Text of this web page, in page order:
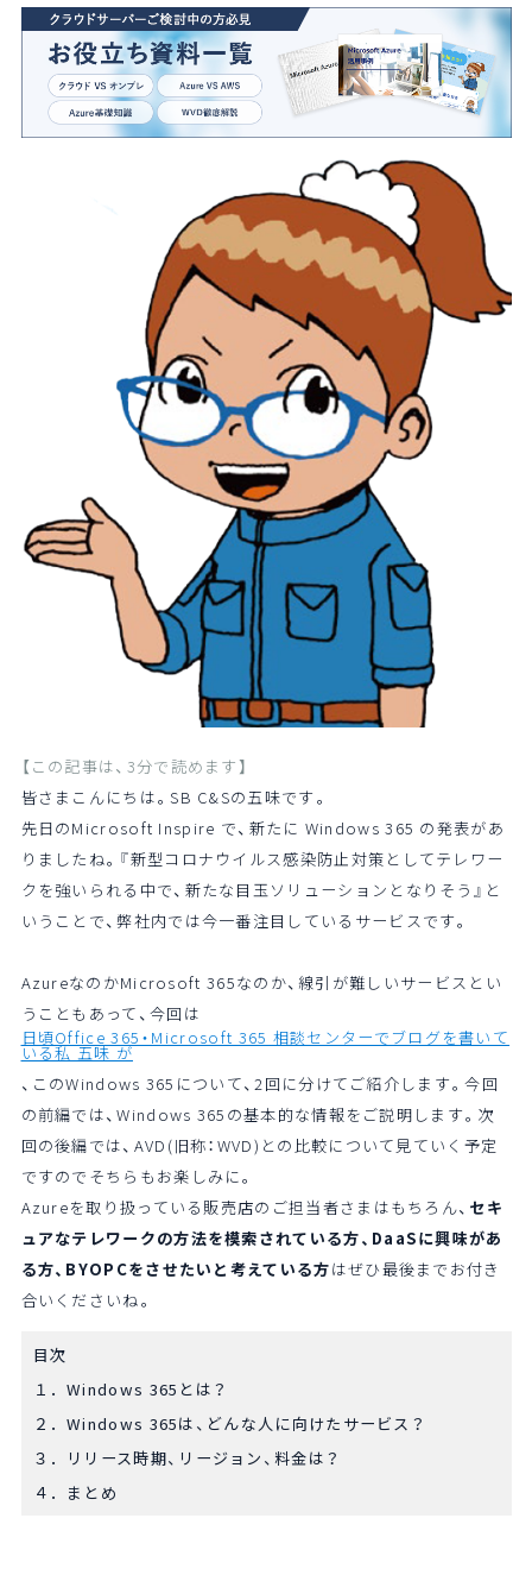
【この記事は、3分で読めます】
皆さまこんにちは。SB C&Sの五味です。
先日のMicrosoft Inspire で、新たに Windows 365 の発表があ
りましたね。『新型コロナウイルス感染防止対策としてテレワー
クを強いられる中で、新たな目玉ソリューションとなりそう』と
いうことで、弊社内では今一番注目しているサービスです。
AzureなのかMicrosoft 365なのか、線引が難しいサービスとい
うこともあって、今回は
日頃Office 365・Microsoft 365 相談センターでブログを書いて
いる私 五味 が
、このWindows 365について、2回に分けてご紹介します。今回
の前編では、Windows 365の基本的な情報をご説明します。次
回の後編では、AVD(旧称：WVD)との比較について見ていく予定
ですのでそちらもお楽しみに。
Azureを取り扱っている販売店のご担当者さまはもちろん、 セキ
ュアなテレワークの方法を模索されている方、DaaSに興味があ
る方、BYOPCをさせたいと考えている方はぜひ最後までお付き
合いくださいね。
目次
１．Windows 365とは？
２．Windows 365は、どんな人に向けたサービス？
３．リリース時期、リージョン、料金は？
４．まとめ